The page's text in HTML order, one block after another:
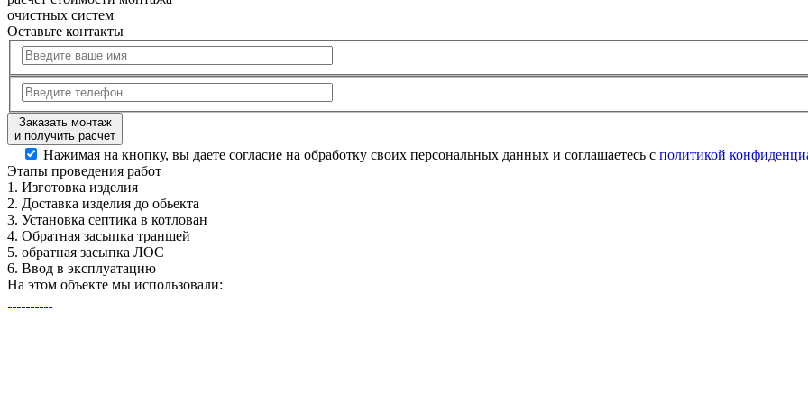
очистных систем
Оставьте контакты
Заказать монтаж
и получить расчет
Нажимая на кнопку, вы даете согласие на обработку своих персональных данных и соглашаетесь с политикой
Этапы проведения работ
1. Изготовка изделия
2. Доставка изделия до обьекта
3. Установка септика в котлован
4. Обратная засыпка траншей
5. обратная засыпка ЛОС
6. Ввод в эксплуатацию
На этом объекте мы использовали: